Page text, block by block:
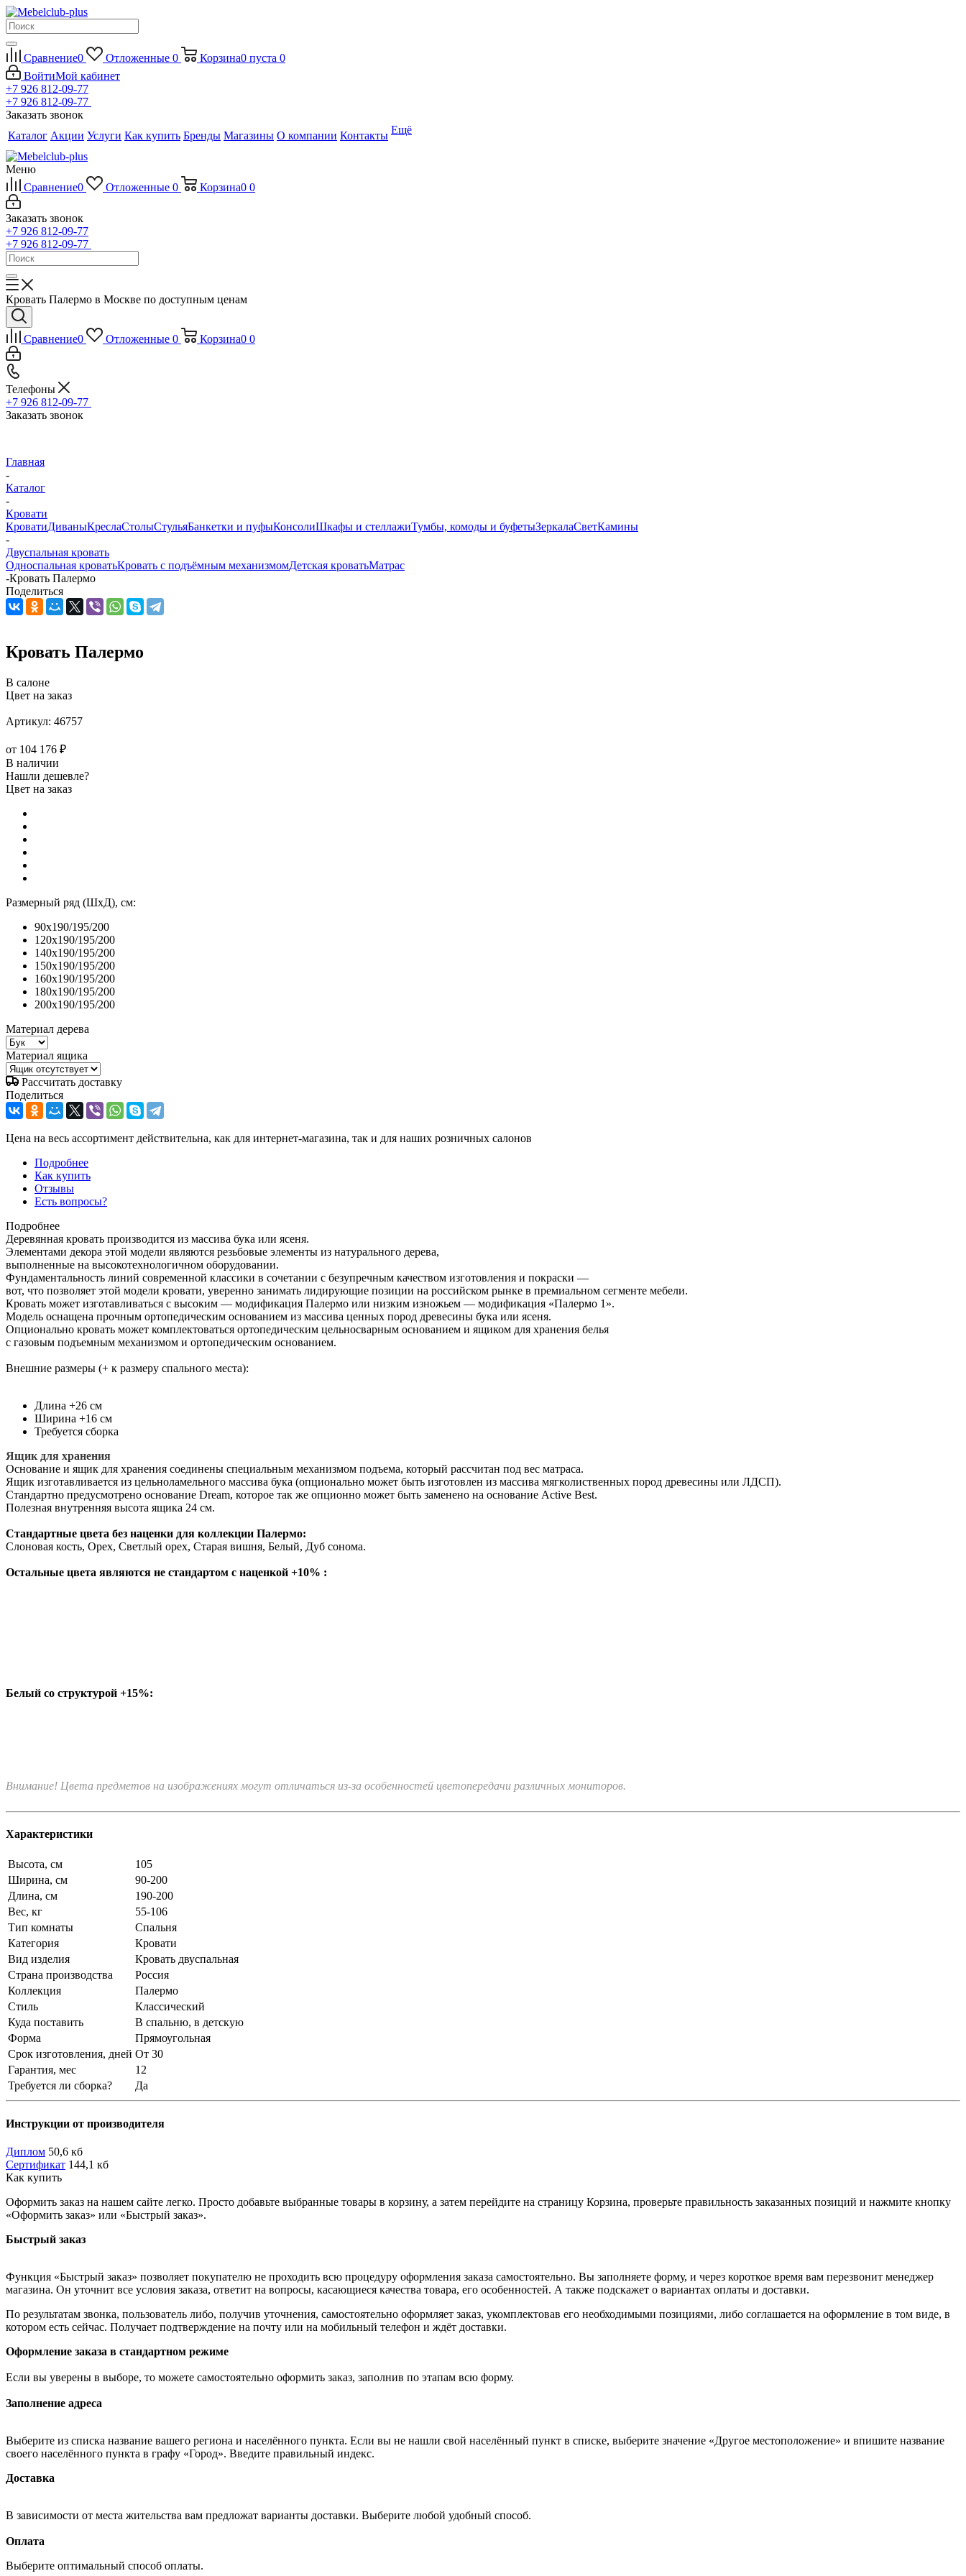
Сравнение0 Отложенные 0 Корзина0 пуста 0
ВойтиМой кабинет
+7 926 812-09-77
+7 926 812-09-77
Заказать звонок
Каталог Акции Услуги Как купить Бренды Магазины О компании Контакты Ещё
Меню
Сравнение0 Отложенные 0 Корзина0 0
Заказать звонок
+7 926 812-09-77
+7 926 812-09-77
Кровать Палермо в Москве по доступным ценам
Сравнение0 Отложенные 0 Корзина0 0
Телефоны
+7 926 812-09-77
Заказать звонок
Главная
-
Каталог
-
Кровати
КроватиДиваныКреслаСтолыСтульяБанкетки и пуфыКонсолиШкафы и стеллажиТумбы, комоды и буфетыЗеркалаСветКамины
-
Двуспальная кровать
Односпальная кроватьКровать с подъёмным механизмомДетская кроватьМатрас
-Кровать Палермо
Поделиться
Кровать Палермо
В салоне
Цвет на заказ
Артикул: 46757
от 104 176 ₽
В наличии
Нашли дешевле?
Цвет на заказ
Размерный ряд (ШхД), см:
90x190/195/200
120x190/195/200
140x190/195/200
150x190/195/200
160x190/195/200
180x190/195/200
200x190/195/200
Материал дерева
Материал ящика
Рассчитать доставку
Поделиться
Цена на весь ассортимент действительна, как для интернет-магазина, так и для наших розничных салонов
Подробнее
Как купить
Отзывы
Есть вопросы?
Подробнее
Деревянная кровать производится из массива бука или ясеня.
Элементами декора этой модели являются резьбовые элементы из натурального дерева,
выполненные на высокотехнологичном оборудовании.
Фундаментальность линий современной классики в сочетании с безупречным качеством изготовления и покраски —
вот, что позволяет этой модели кровати, уверенно занимать лидирующие позиции на российском рынке в премиальном сегменте мебели.
Кровать может изготавливаться с высоким — модификация Палермо или низким изножьем — модификация «Палермо 1».
Модель оснащена прочным ортопедическим основанием из массива ценных пород древесины бука или ясеня.
Опционально кровать может комплектоваться ортопедическим цельносварным основанием и ящиком для хранения белья
с газовым подъемным механизмом и ортопедическим основанием.
Внешние размеры (+ к размеру спального места):
Длина +26 см
Ширина +16 см
Требуется сборка
Ящик для хранения
Основание и ящик для хранения соединены специальным механизмом подъема, который рассчитан под вес матраса.
Ящик изготавливается из цельноламельного массива бука (опционально может быть изготовлен из массива мягколиственных пород древесины или ЛДСП).
Стандартно предусмотрено основание Dream, которое так же опционно может быть заменено на основание Active Best.
Полезная внутренняя высота ящика 24 см.
Стандартные цвета без наценки для коллекции Палермо:
Слоновая кость, Орех, Светлый орех, Старая вишня, Белый, Дуб сонома.
Остальные цвета являются не стандартом с наценкой +10% :
Белый со структурой +15%:
Внимание! Цвета предметов на изображениях могут отличаться из-за особенностей цветопередачи различных мониторов.
Характеристики
Высота, см
105
Ширина, см
90-200
Длина, см
190-200
Вес, кг
55-106
Тип комнаты
Спальня
Категория
Кровати
Вид изделия
Кровать двуспальная
Страна производства
Россия
Коллекция
Палермо
Стиль
Классический
Куда поставить
В спальню, в детскую
Форма
Прямоугольная
Срок изготовления, дней От 30
Гарантия, мес
12
Требуется ли сборка?
Да
Инструкции от производителя
Диплом 50,6 кб
Сертификат 144,1 кб
Как купить
Оформить заказ на нашем сайте легко. Просто добавьте выбранные товары в корзину, а затем перейдите на страницу Корзина, проверьте правильность заказанных позиций и нажмите кнопку
«Оформить заказ» или «Быстрый заказ».
Быстрый заказ
Функция «Быстрый заказ» позволяет покупателю не проходить всю процедуру оформления заказа самостоятельно. Вы заполняете форму, и через короткое время вам перезвонит менеджер
магазина. Он уточнит все условия заказа, ответит на вопросы, касающиеся качества товара, его особенностей. А также подскажет о вариантах оплаты и доставки.
По результатам звонка, пользователь либо, получив уточнения, самостоятельно оформляет заказ, укомплектовав его необходимыми позициями, либо соглашается на оформление в том виде, в
котором есть сейчас. Получает подтверждение на почту или на мобильный телефон и ждёт доставки.
Оформление заказа в стандартном режиме
Если вы уверены в выборе, то можете самостоятельно оформить заказ, заполнив по этапам всю форму.
Заполнение адреса
Выберите из списка название вашего региона и населённого пункта. Если вы не нашли свой населённый пункт в списке, выберите значение «Другое местоположение» и впишите название
своего населённого пункта в графу «Город». Введите правильный индекс.
Доставка
В зависимости от места жительства вам предложат варианты доставки. Выберите любой удобный способ.
Оплата
Выберите оптимальный способ оплаты.